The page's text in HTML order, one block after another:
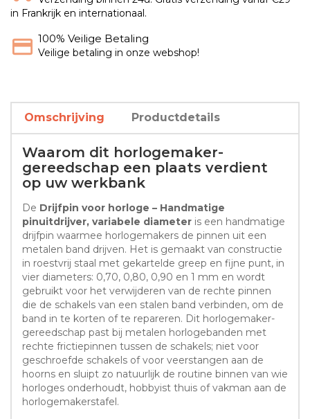
in Frankrijk en internationaal.
100% Veilige Betaling
Veilige betaling in onze webshop!
Omschrijving Productdetails
Waarom dit horlogemaker-
gereedschap een plaats verdient
op uw werkbank
De Drijfpin voor horloge – Handmatige
pinuitdrijver, variabele diameter is een handmatige
drijfpin waarmee horlogemakers de pinnen uit een
metalen band drijven. Het is gemaakt van constructie
in roestvrij staal met gekartelde greep en fijne punt, in
vier diameters: 0,70, 0,80, 0,90 en 1 mm en wordt
gebruikt voor het verwijderen van de rechte pinnen
die de schakels van een stalen band verbinden, om de
band in te korten of te repareren. Dit horlogemaker-
gereedschap past bij metalen horlogebanden met
rechte frictiepinnen tussen de schakels; niet voor
geschroefde schakels of voor veerstangen aan de
hoorns en sluipt zo natuurlijk de routine binnen van wie
horloges onderhoudt, hobbyist thuis of vakman aan de
horlogemakerstafel.